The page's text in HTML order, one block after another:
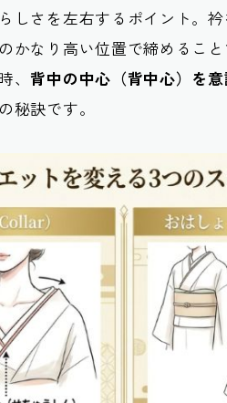
しさを左右するポイント。
かなり高い位置で締めるこ
、背中の中心（背中心）を
秘訣です。